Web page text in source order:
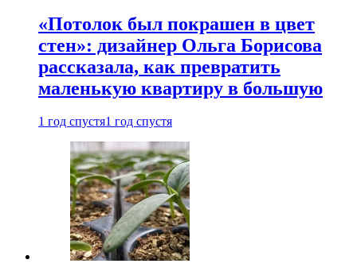
«Потолок был покрашен в цвет
стен»: дизайнер Ольга Борисова
рассказала, как превратить
маленькую квартиру в большую
1 год спустя1 год спустя